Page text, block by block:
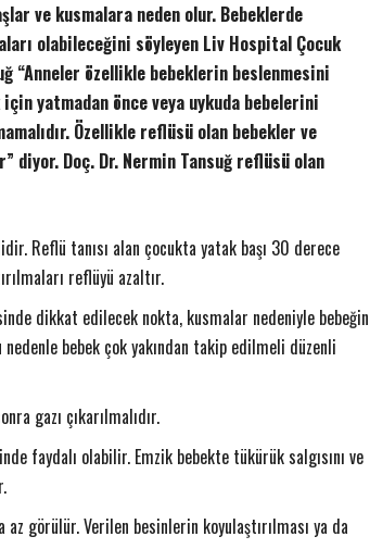
ve kusmalara neden olur. Bebeklerde
olabileceğini söyleyen Liv Hospital Çocuk
“Anneler özellikle bebeklerin beslenmesini
yatmadan önce veya uykuda bebelerini
Özellikle reflüsü olan bebekler ve
diyor. Doç. Dr. Nermin Tansuğ reflüsü olan
Reflü tanısı alan çocukta yatak başı 30 derece
reflüyü azaltır.
dikkat edilecek nokta, kusmalar nedeniyle bebeğin
bebek çok yakından takip edilmeli düzenli
gazı çıkarılmalıdır.
faydalı olabilir. Emzik bebekte tükürük salgısını ve
görülür. Verilen besinlerin koyulaştırılması ya da
​Konut Alırken 6 “6N” Kurala Dikkat!
Yener YÜKSEK